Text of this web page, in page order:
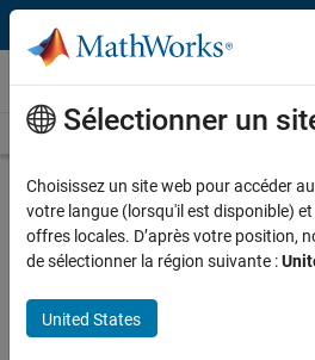
Passer au contenu
Vidéos
Videos Home Search
Description
Trends with
Sélectionner un
Choisissez un site web pour accéder
votre langue (lorsqu'il est disponible)
offres locales. D’après votre position,
de sélectionner la région suivante :
United States